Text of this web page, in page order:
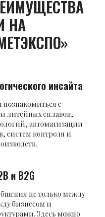
НА
инсайта
с
литейных сплавов,
автоматизации
систем контроля и
и B2G
не только между
бизнесом и
Здесь можно